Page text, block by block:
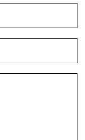
Пожари
ПравоНаГлас